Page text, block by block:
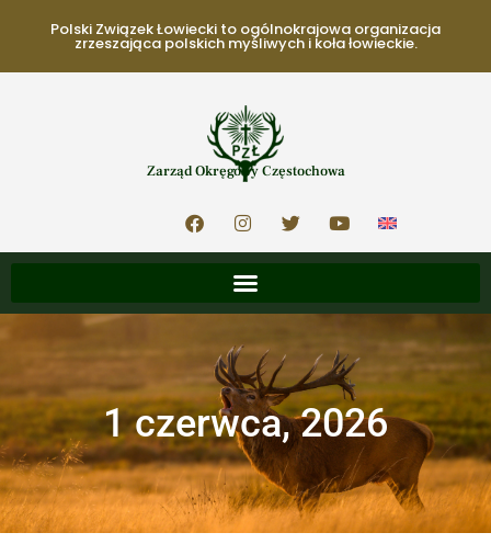
Polski Związek Łowiecki to ogólnokrajowa organizacja
zrzeszająca polskich myśliwych i koła łowieckie.
Zarząd Okręgowy Częstochowa
1 czerwca, 2026